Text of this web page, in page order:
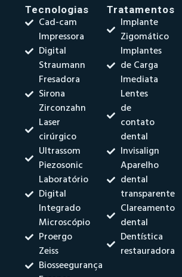
Tecnologias
Cad-cam
Impressora
Digital
Straumann
Fresadora
Sirona
Zirconzahn
Laser
cirúrgico
Ultrassom
Piezosonic
Laboratório
Digital
Integrado
Microscópio
Proergo
Zeiss
Biosseegurança
Tratamentos
Implante
Zigomático
Implantes
de Carga
Imediata
Lentes
de
contato
dental
Invisalign
Aparelho
dental
transparente
Clareamento
dental
Dentística
restauradora